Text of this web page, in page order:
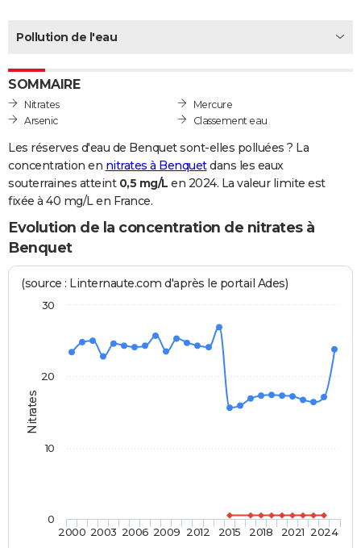
BONS PLANS
CARTE DE VOEUX
Carte de Noël
Carte Bonne année
Carte Saint-Valentin
Carte Pâques
Carte d'anniversaire
DICTIONNAIRE
Dictionnaire
Biographies
Citations
Expressions
Proverbes
PROGRAMME TV
S'inscrire
Se connecter
Lycées
Collèges
Primaires
Universités
Entreprises
Service militaire
Avis de recherche
AVIS DE DÉCÈS
FORUM
Bricolage
Lifestyle
Culture
Television
Voyage
Pollution de l'eau
SOMMAIRE
Nitrates
Arsenic
Mercure
Classement eau
Les réserves d'eau de Benquet sont-elles polluées ? La
concentration en nitrates à Benquetdans les eaux
souterraines atteint 0,5 mg/L en 2024. La valeur limite est
fixée à 40 mg/L en France.
Evolution de la concentration de nitrates à
Benquet
Nitrates
(source : Linternaute.com d'après le portail Ades)
2000 2003 2006 2009 2012 2015 2018 2021 2024
0
10
20
30